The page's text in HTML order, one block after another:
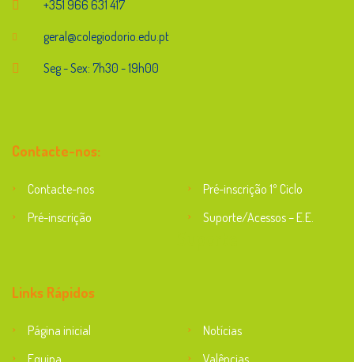
+351 966 631 417
geral@colegiodorio.edu.pt
Seg - Sex: 7h30 - 19h00
Contacte-nos:
Contacte-nos
Pré-inscrição 1º Ciclo
Pré-inscrição
Suporte/Acessos – E.E.
Links Rápidos
Página inicial
Notícias
Equipa
Valências